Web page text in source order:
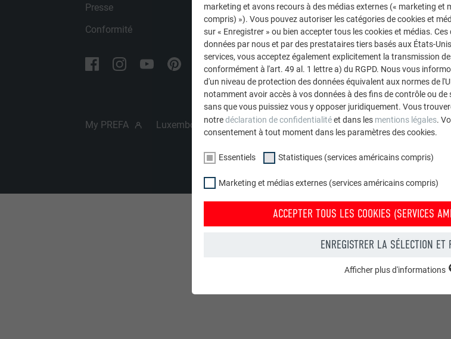
Presse
Conformité
Commander des prospectus
Contact
Réclamations et plaintes
My PREFA Luxembourg
Protection des
AGB
Mentions
marketing et avons recours à des médias externes (« marketing et
compris) »). Vous pouvez autoriser les catégories de cookies et
sur « Enregistrer » ou bien accepter tous les cookies et médias.
données par nous et par des prestataires tiers basés aux États-
services, vous acceptez également explicitement la transmission
conformément à l'art. 49 al. 1 lettre a) du RGPD. Nous vous
d'un niveau de protection des données équivalent aux normes de
notamment avoir accès à vos données à des fins de contrôle ou
sans que vous puissiez vous y opposer juridiquement. Vous
notredéclaration de confidentialitéet dans les mentions légales.
consentement à tout moment dans les paramètres des cookies.
Essentiels Statistiques (services américains compris)
Marketing et médias externes (services américains compris)
ACCEPTER TOUS LES COOKIES (SERVICES
ENREGISTRER LA SÉLECTION ET
Afficher plus d'informations